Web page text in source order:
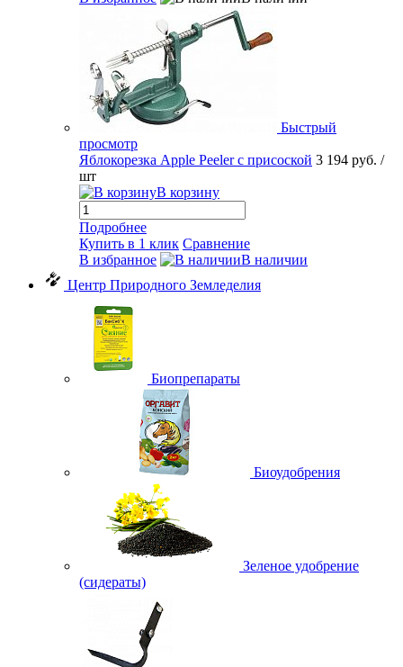
Быстрый
просмотр
Яблокорезка Apple Peeler с присоской 3 194 руб. /
шт
В корзину
Подробнее
Купить в 1 клик Сравнение
В избранное
В наличии
Центр Природного Земледелия
Биопрепараты
Биоудобрения
Зеленое удобрение
(сидераты)